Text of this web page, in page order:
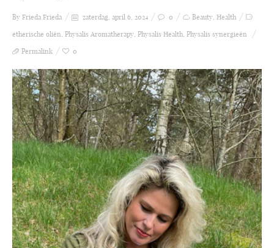
By Frieda Frieda zaterdag, april 6, 2024 0 Beauty, Health
etherische oliën, Physalis Aromatherapy, Physalis Health, Physalis synergieën
Permalink
0